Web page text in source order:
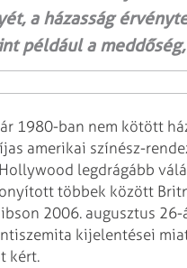
a házasság
például a
1980-ban nem kötött
amerikai színész-
legdrágább
többek között
2006. augusztus
kijelentései
kért.